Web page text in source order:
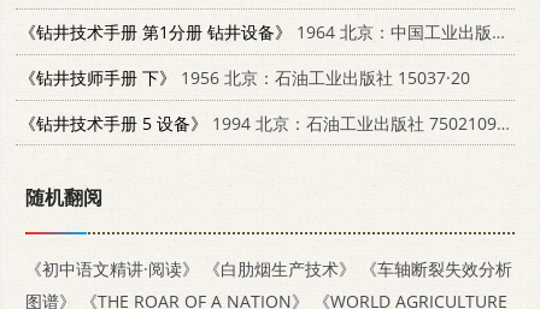
《钻井技术手册 第1分册 钻井设备》
1964 北京：中国工业出版社 15165·1628
《钻井技师手册 下》
1956 北京：石油工业出版社 15037·20
《钻井技术手册 5 设备》
1994 北京：石油工业出版社 7502109897
随机翻阅
《初中语文精讲·阅读》 《白肋烟生产技术》
《车轴断裂失效分析
图谱》
《THE ROAR OF A NATION》 《WORLD AGRICULTURE